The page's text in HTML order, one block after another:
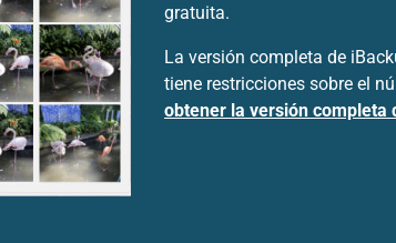
gratuita.
La versión completa de
tiene restricciones sobre el
obtener la versión completa